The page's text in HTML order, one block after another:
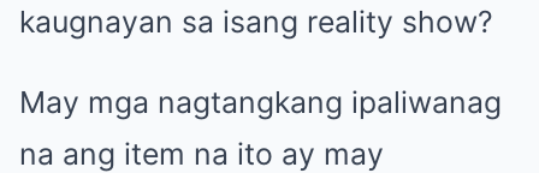
kaugnayan sa isang reality show?
May mga nagtangkang ipaliwanag
na ang item na ito ay may